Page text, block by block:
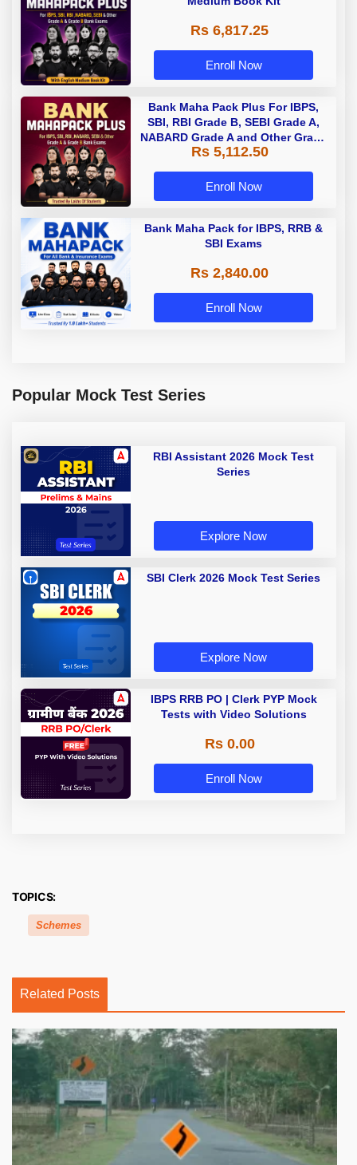
Rs 6,817.25
Enroll Now
Bank Maha Pack Plus For IBPS,
SBI, RBI Grade B, SEBI Grade A,
NABARD Grade A and Other Grade
A & Grade B Bank Exams
Rs 5,112.50
Enroll Now
Bank Maha Pack for IBPS, RRB &
SBI Exams
Rs 2,840.00
Enroll Now
Popular Mock Test Series
RBI Assistant 2026 Mock Test
Series
Explore Now
SBI Clerk 2026 Mock Test Series
Explore Now
IBPS RRB PO | Clerk PYP Mock
Tests with Video Solutions
Rs 0.00
Enroll Now
TOPICS:
Schemes
Related Posts